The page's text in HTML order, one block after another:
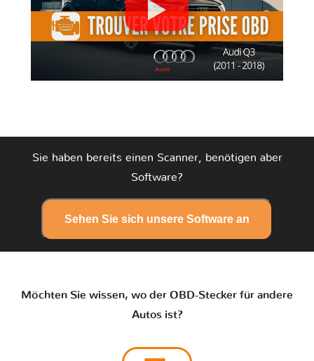
Sie haben bereits einen Scanner, benötigen aber
Software?
Sehen Sie sich unsere Software an
Möchten Sie wissen, wo der OBD-Stecker für andere
Autos ist?